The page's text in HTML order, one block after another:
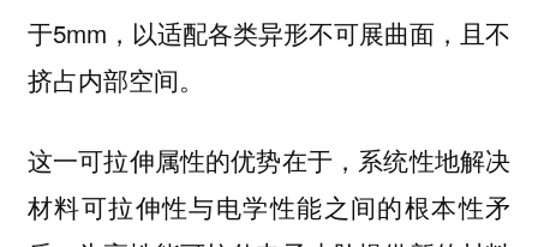
于5mm，以适配各类异形不可展曲面，且不
挤占内部空间。
这一可拉伸属性的优势在于，系统性地解决
材料可拉伸性与电学性能之间的根本性矛